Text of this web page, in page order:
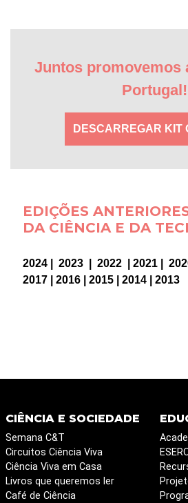
Juntos promovemos
Portugal!
DESCARREGAR KIT
EDIÇÕES
DA CIÊNCIA E DA
2024| 2023 2022 2021
2017
2016 2015 2014 2013
CIÊNCIA E SOCIEDADE
Semana C&T
Circuitos Ciência Viva
Ciência Viva em Casa
Livros que queremos ler
Café de Ciência